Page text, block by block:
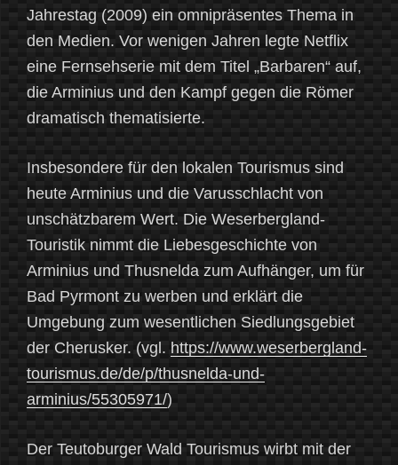
Jahrestag (2009) ein omnipräsentes Thema in
den Medien. Vor wenigen Jahren legte Netflix
eine Fernsehserie mit dem Titel „Barbaren“ auf,
die Arminius und den Kampf gegen die Römer
dramatisch thematisierte.
Insbesondere für den lokalen Tourismus sind
heute Arminius und die Varusschlacht von
unschätzbarem Wert. Die Weserbergland-
Touristik nimmt die Liebesgeschichte von
Arminius und Thusnelda zum Aufhänger, um für
Bad Pyrmont zu werben und erklärt die
Umgebung zum wesentlichen Siedlungsgebiet
der Cherusker. (vgl. https://www.weserbergland-
tourismus.de/de/p/thusnelda-und-
arminius/55305971/)
Der Teutoburger Wald Tourismus wirbt mit der